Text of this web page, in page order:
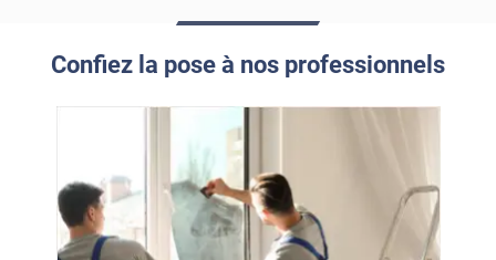
Confiez la pose à nos professionnels